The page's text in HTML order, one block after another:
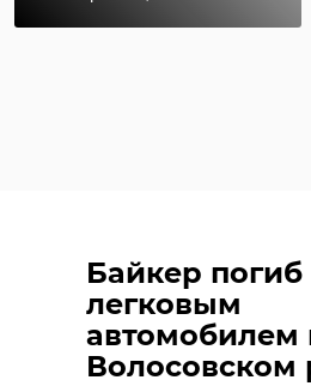
Байкер
легковым
автомобилем
Волосовском